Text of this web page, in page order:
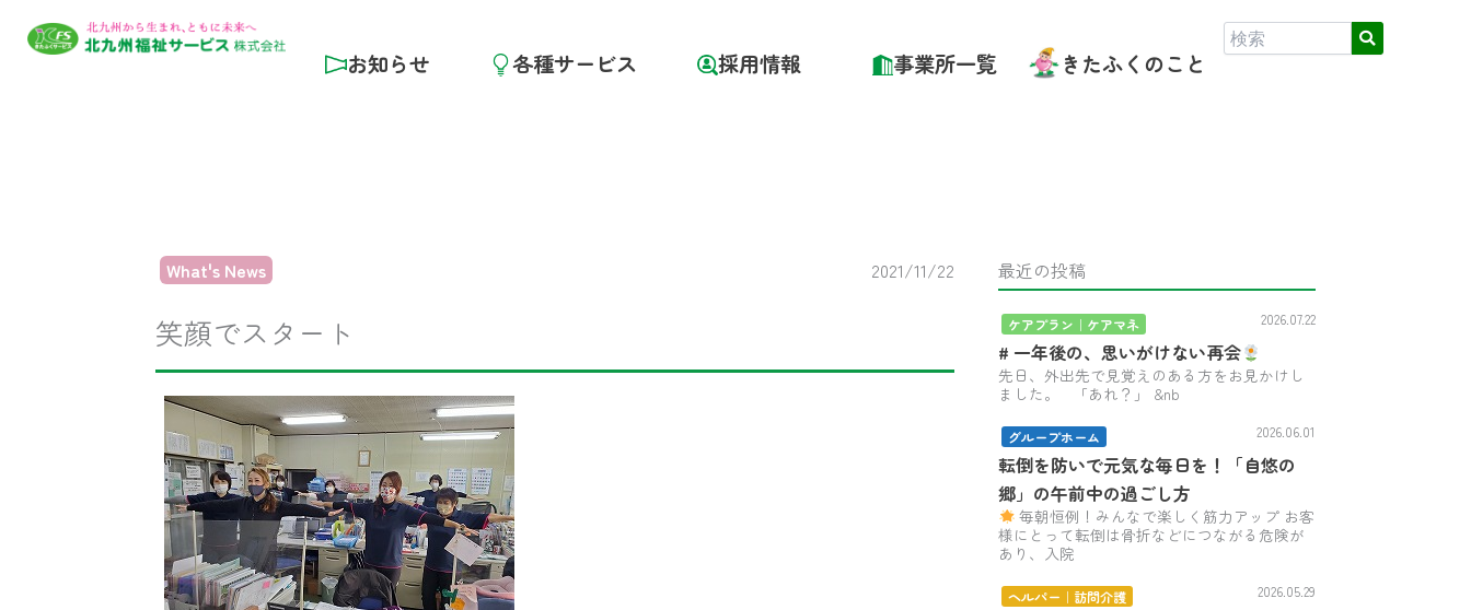
お知らせ 各種サービス 採用情報 事業所一覧 きたふくのこと
What's News 2021/11/22
笑顔でスタート
最近の投稿
ケアプラン｜ケアマネ 2026.07.22
# 一年後の、思いがけない再会
先日、外出先で見覚えのある方をお見かけし
ました。 「あれ？」 &nb
グループホーム 2026.06.01
転倒を防いで元気な毎日を！「自悠の
郷」の午前中の過ごし方
毎朝恒例！みんなで楽しく筋力アップ お客
様にとって転倒は骨折などにつながる危険が
あり、入院
ヘルパー｜訪問介護 2026.05.29